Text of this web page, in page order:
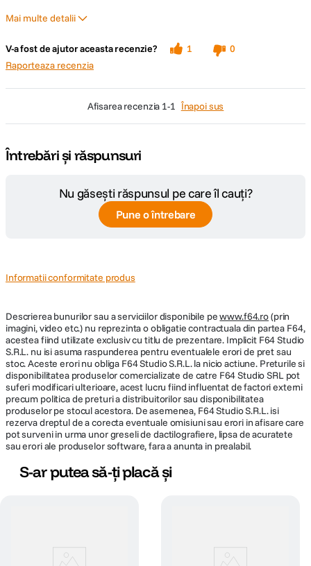
Mai multe detalii
Constructie buna
V-a fost de ajutor aceasta recenzie? 1
0
Raporteaza recenzia
afisarea recenzia 1-1 Înapoi sus
Întrebări și răspunsuri
Nu găsești răspunsul pe care îl cauți?
Pune o întrebare
Informatii conformitate produs
Descrierea bunurilor sau a serviciilor disponibile pewww.f64.ro(prin
imagini, video etc.) nu reprezinta o obligatie contractuala din partea F64,
acestea fiind utilizate exclusiv cu titlu de prezentare. Implicit F64 Studio
S.R.L. nu isi asuma raspunderea pentru eventualele erori de pret sau
stoc. Aceste erori nu obliga F64 Studio S.R.L. la nicio actiune. Preturile si
disponibilitatea produselor comercializate de catre F64 Studio SRL pot
suferi modificari ulterioare, acest lucru fiind influentat de factori externi
precum politica de preturi a distribuitorilor sau disponibilitatea
produselor pe stocul acestora. De asemenea, F64 Studio S.R.L. isi
rezerva dreptul de a corecta eventuale omisiuni sau erori in afisare care
pot surveni in urma unor greseli de dactilografiere, lipsa de acuratete
sau erori ale produselor software, fara a anunta in prealabil.
S-ar putea să-ți placă și